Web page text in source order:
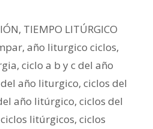
, TIEMPO LITÚRGICO
,año liturgico ciclos,
, ciclo a b y c del año
año liturgico, ciclos del
año litúrgico, ciclos del
ciclos litúrgicos, ciclos